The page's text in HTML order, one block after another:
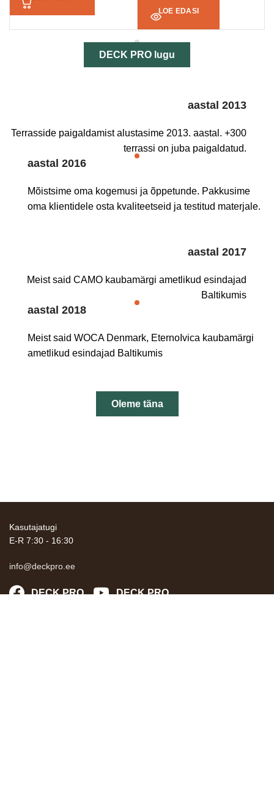
LOE EDASI
DECK PRO lugu
aastal 2013
Terrasside paigaldamist alustasime 2013. aastal. +300
terrassi on juba paigaldatud.
aastal 2016
Mõistsime oma kogemusi ja õppetunde. Pakkusime
oma klientidele osta kvaliteetseid ja testitud materjale.
aastal 2017
Meist said CAMO kaubamärgi ametlikud esindajad
Baltikumis
aastal 2018
Meist said WOCA Denmark, EternoIvica kaubamärgi
ametlikud esindajad Baltikumis
Oleme täna
Kasutajatugi
E-R 7:30 - 16:30
info@deckpro.ee
DECK PRO DECK PRO